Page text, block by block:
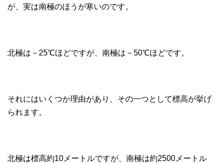
が、実は南極のほうが寒いのです。
北極は－25℃ほどですが、南極は－50℃ほどです。
それにはいくつか理由があり、その一つとして標高が挙げ
られます。
北極は標高約10メートルですが、南極は約2500メートル